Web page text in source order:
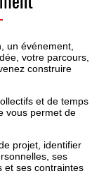
un événement,
votre parcours,
construire
et de temps
vous permet de
projet, identifier
ses
et ses contraintes